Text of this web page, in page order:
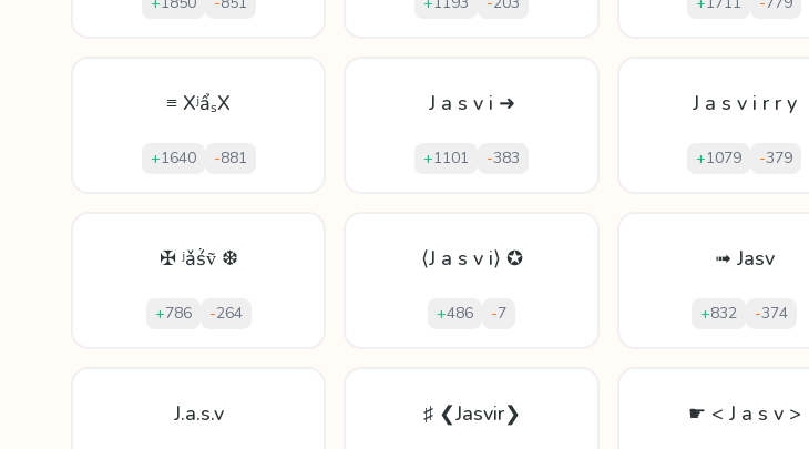
≡ XʲẩₛX
+1640 -881
J a s v i ➜
+1101 -383
J a s v i r r y
+1079 -379
✠ ʲǎṥṽ ❆
+786 -264
⟨J a s v i⟩ ✪
+486 -7
➟ Jasv
+832 -374
J.a.s.v ♯ ❮Jasvir❯ ☛ < J a s v >